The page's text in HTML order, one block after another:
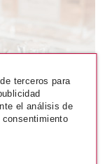
terceros para
el análisis de